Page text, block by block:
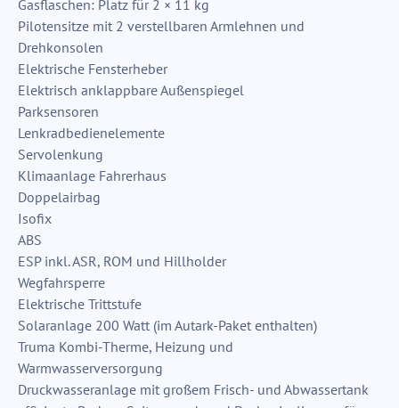
Gasflaschen: Platz für 2 × 11 kg
Pilotensitze mit 2 verstellbaren Armlehnen und
Drehkonsolen
Elektrische Fensterheber
Elektrisch anklappbare Außenspiegel
Parksensoren
Lenkradbedienelemente
Servolenkung
Klimaanlage Fahrerhaus
Doppelairbag
Isofix
ABS
ESP inkl. ASR, ROM und Hillholder
Wegfahrsperre
Elektrische Trittstufe
Solaranlage 200 Watt (im Autark-Paket enthalten)
Truma Kombi-Therme, Heizung und
Warmwasserversorgung
Druckwasseranlage mit großem Frisch- und Abwassertank